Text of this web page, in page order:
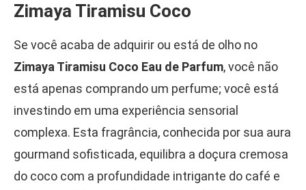
Zimaya Tiramisu Coco
Se você acaba de adquirir ou está de olho no
Zimaya Tiramisu Coco Eau de Parfum, você não
está apenas comprando um perfume; você está
investindo em uma experiência sensorial
complexa. Esta fragrância, conhecida por sua aura
gourmand sofisticada, equilibra a doçura cremosa
do coco com a profundidade intrigante do café e